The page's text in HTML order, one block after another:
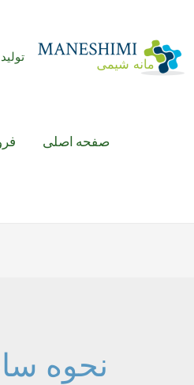
صفحه اصلی
نحوه